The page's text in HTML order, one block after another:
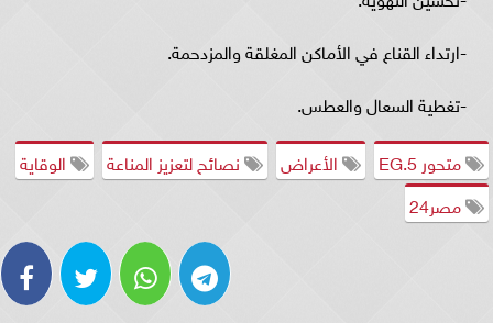
-ارتداء القناع في الأماكن المغلقة والمزدحمة.
-تغطية السعال والعطس.
متحور EG.5
الأعراض نصائح لتعزيز المناعة
الوقاية
مصر24